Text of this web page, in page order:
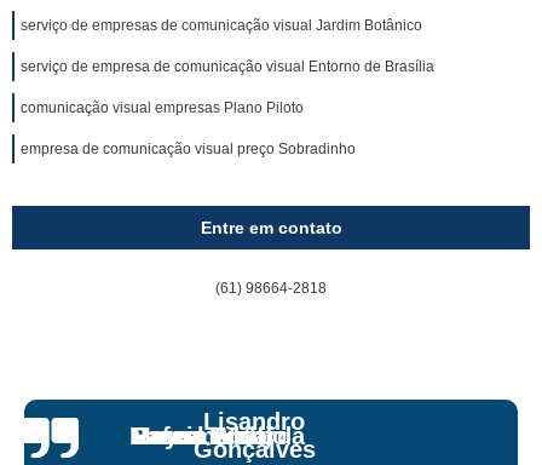
serviço de empresas de comunicação visual Jardim Botânico
serviço de empresa de comunicação visual Entorno de Brasília
comunicação visual empresas Plano Piloto
empresa de comunicação visual preço Sobradinho
Entre em contato
(61) 98664-2818
Lisandro
Gonçalves
Bruna Eduarda
Rafael Araujo
Nascimento
Maysa Wolff